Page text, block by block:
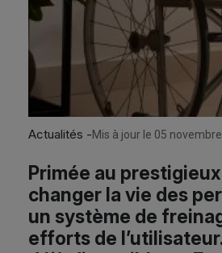
Actualités -Mis à jour le 05
Primée au
changer la vie des
un système de
efforts de